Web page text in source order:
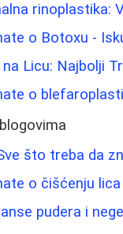
rinoplastika:
o Botoxu -
Licu: Najbolji
o
što treba da
o čišćenju
pudera i